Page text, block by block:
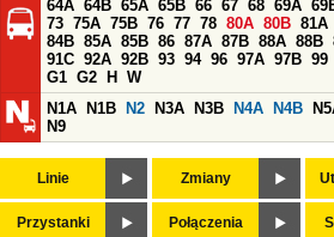
64A 64B 65A 65B 66 67 68 69A
73 75A 75B 76 77 78 80A 80B 81A
84B 85A 85B 86 87A 87B 88A 88B
91C 92A 92B 93 94 96 97A 97B 99
G1 G2 H
W
N1A
N1B N2 N3A N3B N4A N4B
N9
Linie Zmiany
Przystanki Połączenia